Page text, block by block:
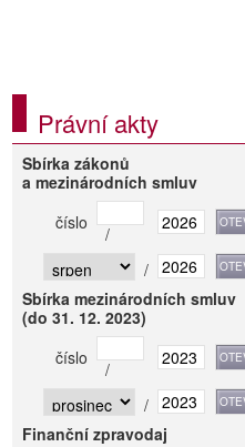
Právní akty
Sbírka zákonů
a mezinárodních smluv
číslo
/
/
Sbírka mezinárodních smluv
(do 31. 12. 2023)
číslo
/
/
Finanční zpravodaj